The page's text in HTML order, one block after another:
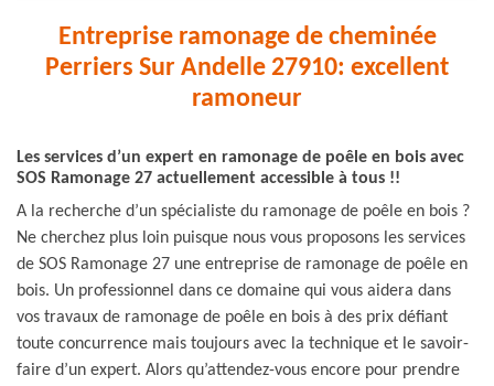
Entreprise ramonage de cheminée
Perriers Sur Andelle 27910: excellent
ramoneur
Les services d’un expert en ramonage de poêle en bois avec
SOS Ramonage 27 actuellement accessible à tous !!
A la recherche d’un spécialiste du ramonage de poêle en bois ?
Ne cherchez plus loin puisque nous vous proposons les services
de SOS Ramonage 27 une entreprise de ramonage de poêle en
bois. Un professionnel dans ce domaine qui vous aidera dans
vos travaux de ramonage de poêle en bois à des prix défiant
toute concurrence mais toujours avec la technique et le savoir-
faire d’un expert. Alors qu’attendez-vous encore pour prendre